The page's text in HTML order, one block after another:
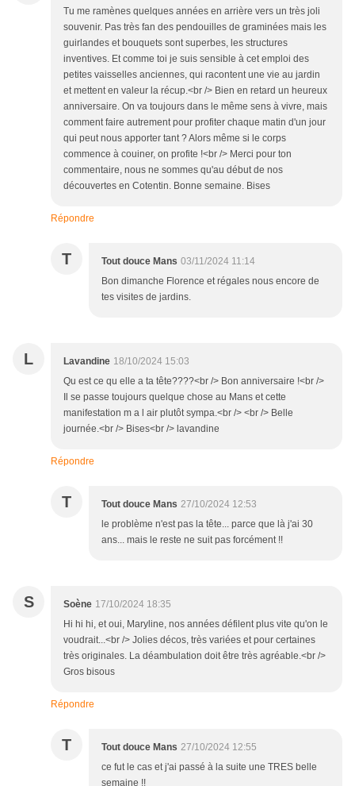
Tu me ramènes quelques années en arrière vers un très joli
souvenir. Pas très fan des pendouilles de graminées mais les
guirlandes et bouquets sont superbes, les structures
inventives. Et comme toi je suis sensible à cet emploi des
petites vaisselles anciennes, qui racontent une vie au jardin
et mettent en valeur la récup.<br /> Bien en retard un heureux
anniversaire. On va toujours dans le même sens à vivre, mais
comment faire autrement pour profiter chaque matin d'un jour
qui peut nous apporter tant ? Alors même si le corps
commence à couiner, on profite !<br /> Merci pour ton
commentaire, nous ne sommes qu'au début de nos
découvertes en Cotentin. Bonne semaine. Bises
Répondre
T Tout douce Mans 03/11/2024 11:14
Bon dimanche Florence et régales nous encore de
tes visites de jardins.
L Lavandine 18/10/2024 15:03
Qu est ce qu elle a ta tête????<br /> Bon anniversaire !<br />
Il se passe toujours quelque chose au Mans et cette
manifestation m a l air plutôt sympa.<br /> <br /> Belle
journée.<br /> Bises<br /> lavandine
Répondre
T Tout douce Mans 27/10/2024 12:53
le problème n'est pas la tête... parce que là j'ai 30
ans... mais le reste ne suit pas forcément !!
S Soène 17/10/2024 18:35
Hi hi hi, et oui, Maryline, nos années défilent plus vite qu'on le
voudrait...<br /> Jolies décos, très variées et pour certaines
très originales. La déambulation doit être très agréable.<br />
Gros bisous
Répondre
T Tout douce Mans 27/10/2024 12:55
ce fut le cas et j'ai passé à la suite une TRES belle
semaine !!